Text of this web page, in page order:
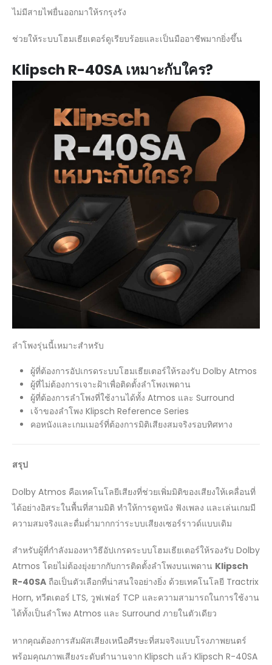
ไม่มีสายไฟยื่นออกมาให้รกรุงรัง
ช่วยให้ระบบโฮมเธียเตอร์ดูเรียบร้อยและเป็นมืออาชีพมากยิ่งขึ้น
Klipsch R-40SA เหมาะกับใคร?
ลำโพงรุ่นนี้เหมาะสำหรับ
ผู้ที่ต้องการอัปเกรดระบบโฮมเธียเตอร์ให้รองรับ Dolby Atmos
ผู้ที่ไม่ต้องการเจาะฝ้าเพื่อติดตั้งลำโพงเพดาน
ผู้ที่ต้องการลำโพงที่ใช้งานได้ทั้ง Atmos และ Surround
เจ้าของลำโพง Klipsch Reference Series
คอหนังและเกมเมอร์ที่ต้องการมิติเสียงสมจริงรอบทิศทาง
สรุป
Dolby Atmos คือเทคโนโลยีเสียงที่ช่วยเพิ่มมิติของเสียงให้เคลื่อนที่
ได้อย่างอิสระในพื้นที่สามมิติ ทำให้การดูหนัง ฟังเพลง และเล่นเกมมี
ความสมจริงและดื่มด่ำมากกว่าระบบเสียงเซอร์ราวด์แบบเดิม
สำหรับผู้ที่กำลังมองหาวิธีอัปเกรดระบบโฮมเธียเตอร์ให้รองรับ Dolby
Atmos โดยไม่ต้องยุ่งยากกับการติดตั้งลำโพงบนเพดาน Klipsch
R-40SA ถือเป็นตัวเลือกที่น่าสนใจอย่างยิ่ง ด้วยเทคโนโลยี Tractrix
Horn, ทวีตเตอร์ LTS, วูฟเฟอร์ TCP และความสามารถในการใช้งาน
ได้ทั้งเป็นลำโพง Atmos และ Surround ภายในตัวเดียว
หากคุณต้องการสัมผัสเสียงเหนือศีรษะที่สมจริงแบบโรงภาพยนตร์
พร้อมคุณภาพเสียงระดับตำนานจาก Klipsch แล้ว Klipsch R-40SA